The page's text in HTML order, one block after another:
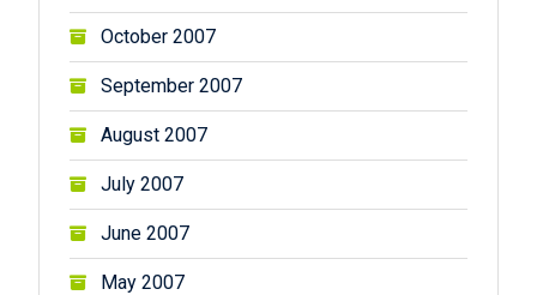
October 2007
September 2007
August 2007
July 2007
June 2007
May 2007